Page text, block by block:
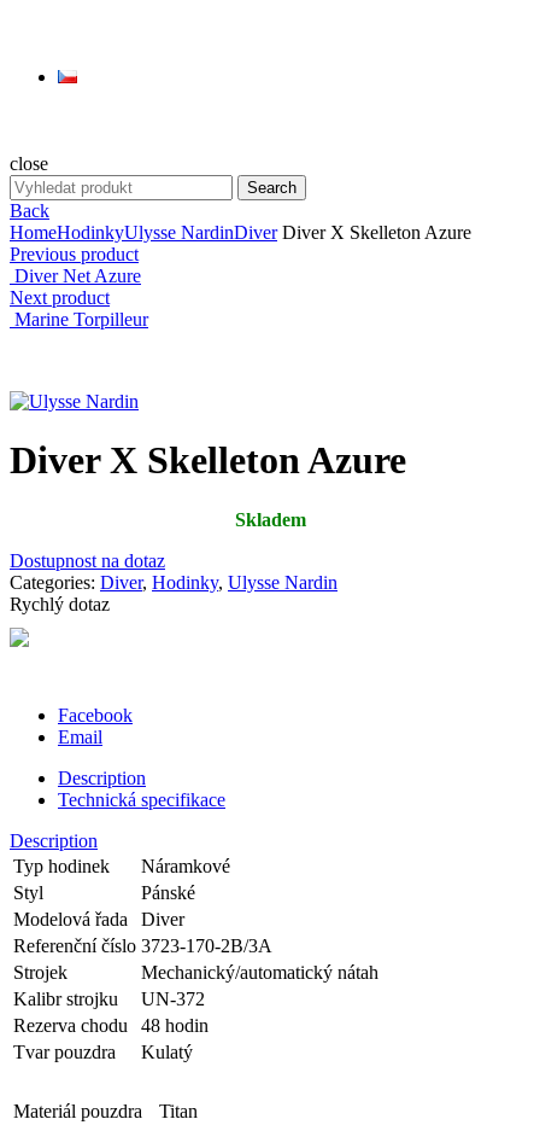
close
Search
for:
Search
Back
HomeHodinkyUlysse NardinDiverDiver X Skelleton Azure
Previous product
Diver Net Azure
Next product
Marine Torpilleur
Diver X Skelleton Azure
Skladem
Dostupnost na dotaz
Categories: Diver, Hodinky, Ulysse Nardin
Rychlý dotaz
Facebook
Email
Description
Technická specifikace
Description
Typ hodinek
Náramkové
Styl
Pánské
Modelová řada
Diver
Referenční číslo 3723-170-2B/3A
Strojek
Mechanický/automatický nátah
Kalibr strojku
UN-372
Rezerva chodu
48 hodin
Tvar pouzdra
Kulatý
Materiál pouzdra
Titan